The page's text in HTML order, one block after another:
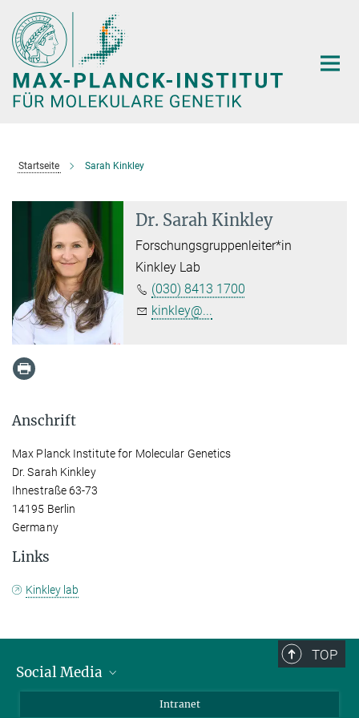
Hauptinhalt
Startseite Sarah Kinkley
Dr. Sarah Kinkley
Forschungsgruppenleiter*in
Kinkley Lab
(030) 8413 1700
kinkley@...
Anschrift
Max Planck Institute for Molecular Genetics
Dr. Sarah Kinkley
Ihnestraße 63-73
14195 Berlin
Germany
Links
Kinkley lab
TOP
Social Media
Intranet